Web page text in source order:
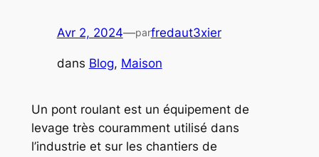
Avr 2, 2024—parfredaut3xier
dans Blog, Maison
Un pont roulant est un équipement de
levage très couramment utilisé dans
l’industrie et sur les chantiers de